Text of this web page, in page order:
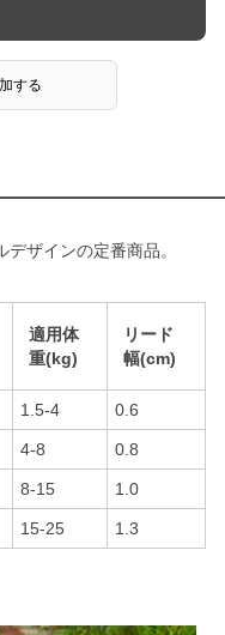
する
ザインの定番商品。
適用体
重(kg)
リード
幅(cm)
1.5-4 0.6
4-8 0.8
8-15 1.0
15-25 1.3